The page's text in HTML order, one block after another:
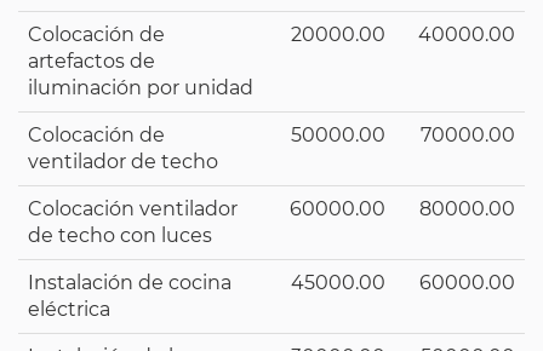
Colocación de
artefactos de
iluminación por unidad
20000.00 40000.00
Colocación de
ventilador de techo
50000.00 70000.00
Colocación ventilador
de techo con luces
60000.00 80000.00
Instalación de cocina
eléctrica
45000.00 60000.00